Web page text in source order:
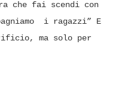
che fai scendi con
i ragazzi” E
ma solo per